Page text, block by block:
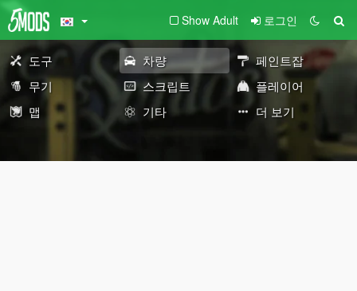
Show Adult 로그인
도구 차량
페인트잡
무기
스크립트
플레이어
맵
기타 더 보기